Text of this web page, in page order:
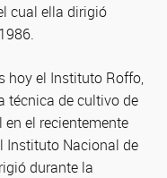
cual ella dirigió
hoy el Instituto Roffo,
técnica de cultivo de
el recientemente
Instituto Nacional de
durante la